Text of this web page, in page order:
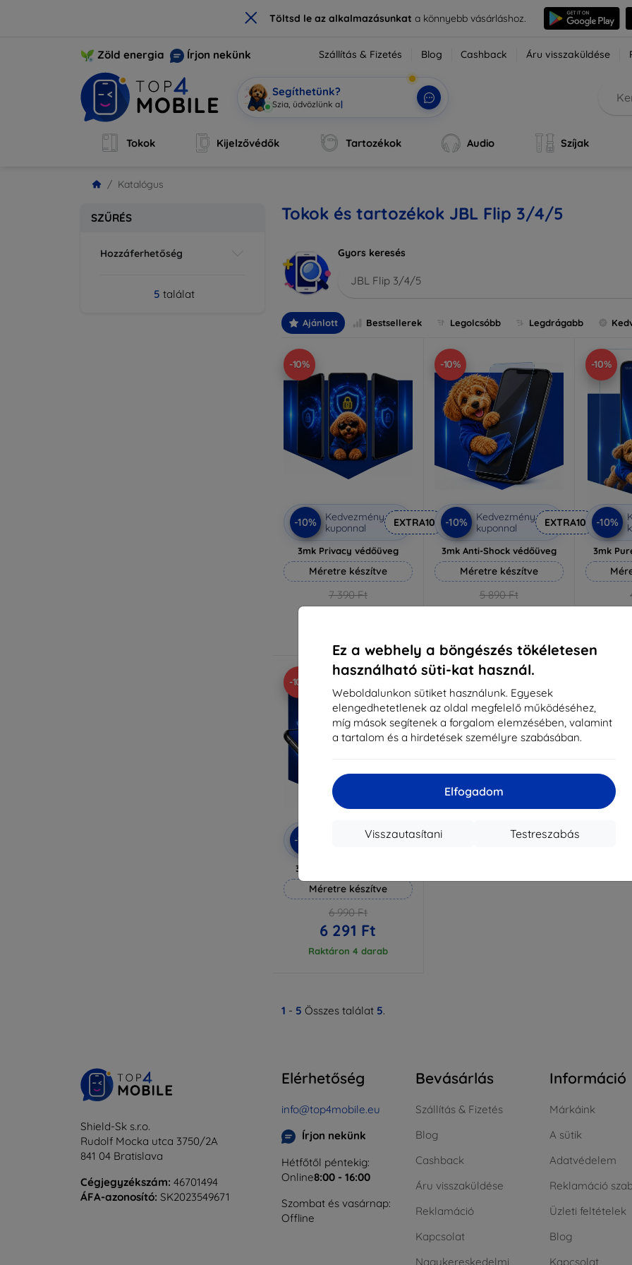
× Töltsd le az alkalmazásunkata könnyebb vásárláshoz.
Ez a webhely a böngészés tökéletesen
használható süti-kat használ.
Weboldalunkon sütiket használunk. Egyesek
elengedhetetlenek az oldal megfelelő működéséhez,
míg mások segítenek a forgalom elemzésében, valamint
a tartalom és a hirdetések személyre szabásában.
Elfogadom
Testreszabás
Visszautasítani
Zöld energia Írjon nekünk Szállítás & Fizetés Blog Cashback Áru visszaküldése
Segíthetünk?
Mob
Tokok Kijelzővédők Tartozékok Audio Szíjak
Katalógus
SZŰRÉS
Hozzáferhetőség
5 találat
Tokok és tartozékok JBL Flip 3/4/5
Gyors keresés
JBL Flip 3/4/5
Ajánlott Bestsellerek Legolcsóbb Legdrágabb
-10%
-10%
Kedvezmény
kuponnal
EXTRA10
3mk Privacy védőüveg
Méretre készítve
7 390 Ft
6 651 Ft
-10%
-10%
Kedvezmény
kuponnal
EXTRA10
3mk Anti-Shock védőüveg
Méretre készítve
5 890 Ft
5 301 Ft
-10%
-10%
3mk
-10%
-10%
Kedvezmény
EXTRA10
3mk Hammer védőfólia
Méretre készítve
6 990 Ft
6 291 Ft
Raktáron 4 darab
1 - 5 Összes találat 5.
Shield-Sk s.r.o.
Rudolf Mocka utca 3750/2A
841 04 Bratislava
Cégjegyzékszám: 46701494
ÁFA-azonosító: SK2023549671
Elérhetőség
info@top4mobile.eu
Írjon nekünk
Hétfőtől péntekig:
Online8:00 - 16:00
Szombat és vasárnap:
Offline
Bevásárlás
Szállítás & Fizetés
Blog
Cashback
Áru visszaküldése
Reklamáció
Kapcsolat
Nagykereskedelmi
Információ
Márkáink
A sütik
Adatvédelem
Reklamáció
Üzleti feltételek
Blog
Kapcsolat